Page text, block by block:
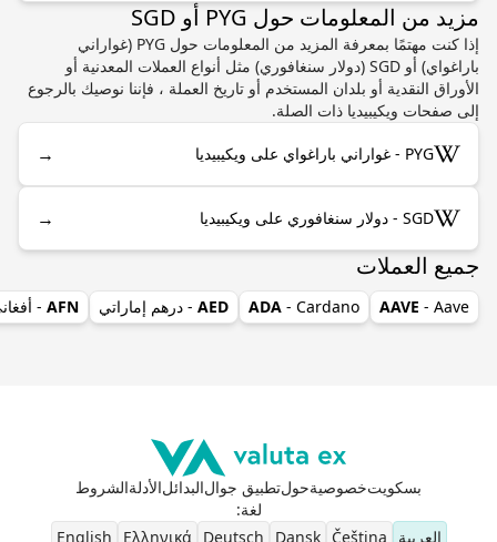
مزيد من المعلومات حول PYG أو SGD
إذا كنت مهتمًا بمعرفة المزيد من المعلومات حول PYG (غواراني
باراغواي) أو SGD (دولار سنغافوري) مثل أنواع العملات المعدنية أو
الأوراق النقدية أو بلدان المستخدم أو تاريخ العملة ، فإننا نوصيك بالرجوع
إلى صفحات ويكيبيديا ذات الصلة.
PYG - غواراني باراغواي على ويكيبيديا →
SGD - دولار سنغافوري على ويكيبيديا →
جميع العملات
AAVE - Aave
ADA - Cardano
AED - درهم إماراتي AFN
-
بسكويتخصوصيةحولتطبيق جوالالبدائلالأدلةالشروط
لغة:
العربية
Čeština
Dansk
Deutsch
Ελληνικά
English